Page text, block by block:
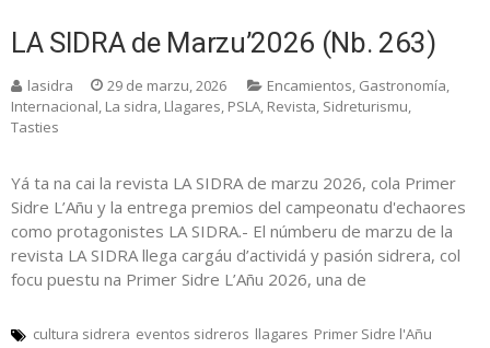
LA SIDRA de Marzu’2026 (Nb. 263)
lasidra 29 de marzu, 2026 Encamientos, Gastronomía,
Internacional, La sidra, Llagares, PSLA, Revista, Sidreturismu,
Tasties
Yá ta na cai la revista LA SIDRA de marzu 2026, cola Primer
Sidre L’Añu y la entrega premios del campeonatu d'echaores
como protagonistes LA SIDRA.- El númberu de marzu de la
revista LA SIDRA llega cargáu d’actividá y pasión sidrera, col
focu puestu na Primer Sidre L’Añu 2026, una de
cultura sidrera eventos sidreros llagares Primer Sidre l'Añu